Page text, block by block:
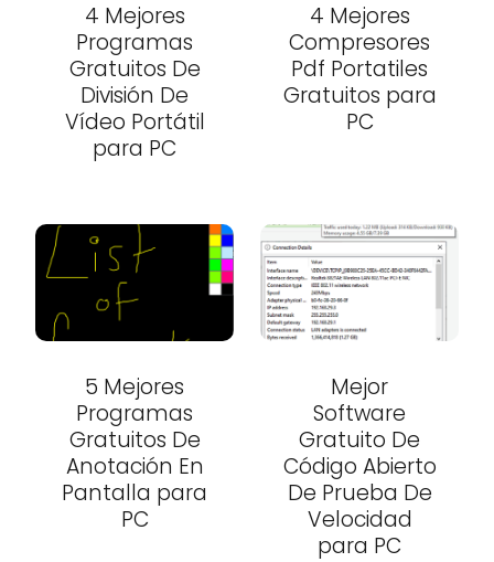
4 Mejores
Programas
Gratuitos De
División De
Vídeo Portátil
para PC
4 Mejores
Compresores
Pdf Portatiles
Gratuitos para
PC
5 Mejores
Programas
Gratuitos De
Anotación En
Pantalla para
PC
Mejor
Software
Gratuito De
Código Abierto
De Prueba De
Velocidad
para PC